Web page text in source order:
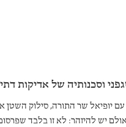
וסכנותיה של אדיקות
יופיאל שר התורה, סילוק
אולם יש להיזהר: לא זו בלבד